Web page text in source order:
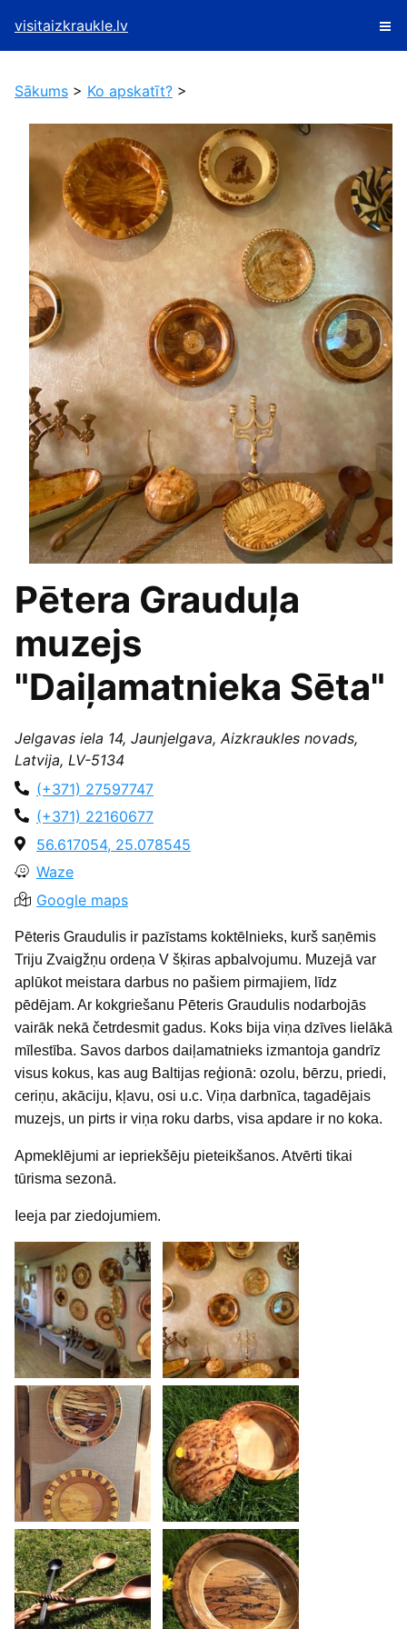
visitaizkraukle.lv
Sākums > Ko apskatīt? >
Pētera Grauduļa
muzejs
"Daiļamatnieka Sēta"
Jelgavas iela 14, Jaunjelgava, Aizkraukles novads,
Latvija, LV-5134
(+371) 27597747
(+371) 22160677
56.617054, 25.078545
Waze
Google maps
Pēteris Graudulis ir pazīstams koktēlnieks, kurš saņēmis
Triju Zvaigžņu ordeņa V šķiras apbalvojumu. Muzejā var
aplūkot meistara darbus no pašiem pirmajiem, līdz
pēdējam. Ar kokgriešanu Pēteris Graudulis nodarbojās
vairāk nekā četrdesmit gadus. Koks bija viņa dzīves lielākā
mīlestība. Savos darbos daiļamatnieks izmantoja gandrīz
visus kokus, kas aug Baltijas reģionā: ozolu, bērzu, priedi,
ceriņu, akāciju, kļavu, osi u.c. Viņa darbnīca, tagadējais
muzejs, un pirts ir viņa roku darbs, visa apdare ir no koka.
Apmeklējumi ar iepriekšēju pieteikšanos. Atvērti tikai
tūrisma sezonā.
Ieeja par ziedojumiem.